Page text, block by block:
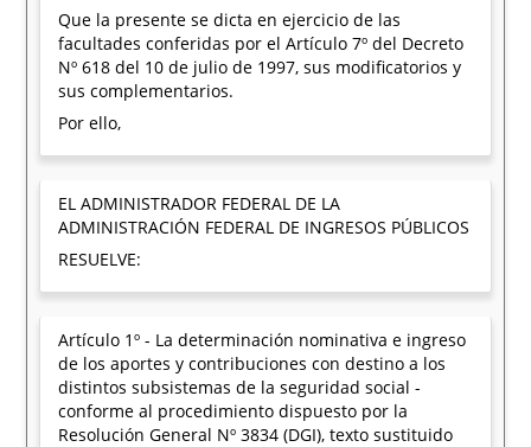
Que la presente se dicta en ejercicio de las
facultades conferidas por el Artículo 7º del Decreto
Nº 618 del 10 de julio de 1997, sus modificatorios y
sus complementarios.
Por ello,
EL ADMINISTRADOR FEDERAL DE LA
ADMINISTRACIÓN FEDERAL DE INGRESOS PÚBLICOS
RESUELVE:
Artículo 1º - La determinación nominativa e ingreso
de los aportes y contribuciones con destino a los
distintos subsistemas de la seguridad social -
conforme al procedimiento dispuesto por la
Resolución General Nº 3834 (DGI), texto sustituido